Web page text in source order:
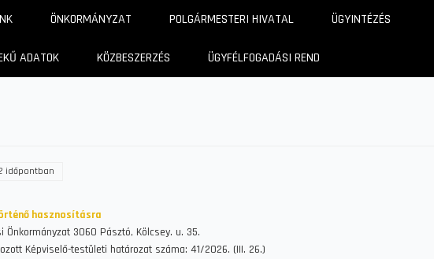
ÖNKORMÁNYZAT POLGÁRMESTERI HIVATAL ÜGYINTÉZÉS
ADATOK KÖZBESZERZÉS ÜGYFÉLFOGADÁSI REND
időpontban
hasznosításra
Önkormányzat 3060 Pásztó, Kölcsey. u. 35.
Képviselő-testületi határozat száma: 41/2026. (III. 26.)